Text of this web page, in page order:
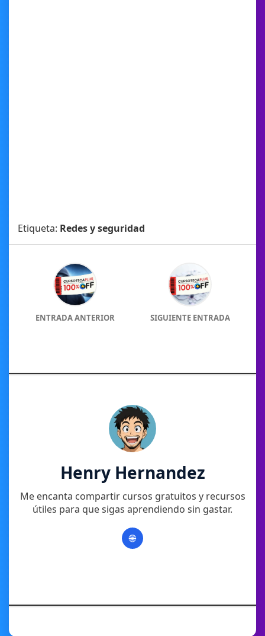
Etiqueta: Redes y seguridad
ENTRADA ANTERIOR SIGUIENTE ENTRADA
Henry Hernandez
Me encanta compartir cursos gratuitos y recursos
útiles para que sigas aprendiendo sin gastar.
🌐